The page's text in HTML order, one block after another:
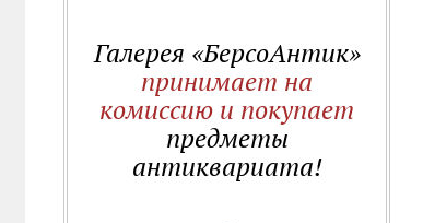
Галерея «БерсоАнтик»
принимает на
комиссию и покупает
предметы
антиквариата!